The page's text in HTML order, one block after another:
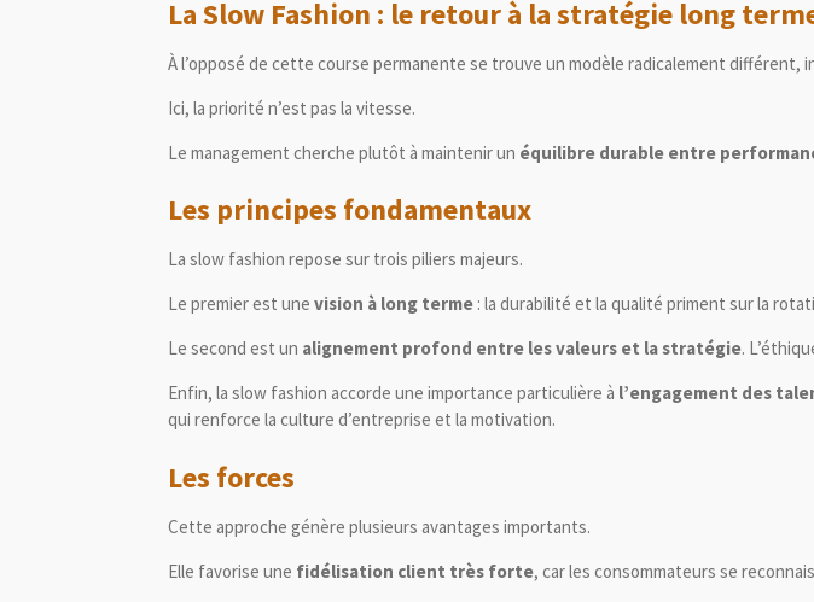
La Slow Fashion : le retour à la stratégie long
À l’opposé de cette course permanente se trouve un modèle radicalement différent,
Ici, la priorité n’est pas la vitesse.
Le management cherche plutôt à maintenir un équilibre durable entre
Les principes fondamentaux
La slow fashion repose sur trois piliers majeurs.
Le premier est une vision à long terme : la durabilité et la qualité priment sur la
Le second est un alignement profond entre les valeurs et la stratégie.
Enfin, la slow fashion accorde une importance particulière à l’engagement des
qui renforce la culture d’entreprise et la motivation.
Les forces
Cette approche génère plusieurs avantages importants.
Elle favorise une fidélisation client très forte, car les consommateurs se